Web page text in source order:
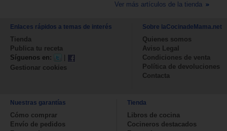
Ver más artículos de la tienda
Enlaces rápidos a temas de interés
Tienda
Publica tu receta
Síguenos en:
Gestionar cookies
Sobre laCocinadeMama.net
Quienes somos
Aviso Legal
Condiciones de venta
Política de devoluciones
Contacta
Nuestras garantías
Cómo comprar
Envío de pedidos
Tienda
Libros de cocina
Cocineros destacados